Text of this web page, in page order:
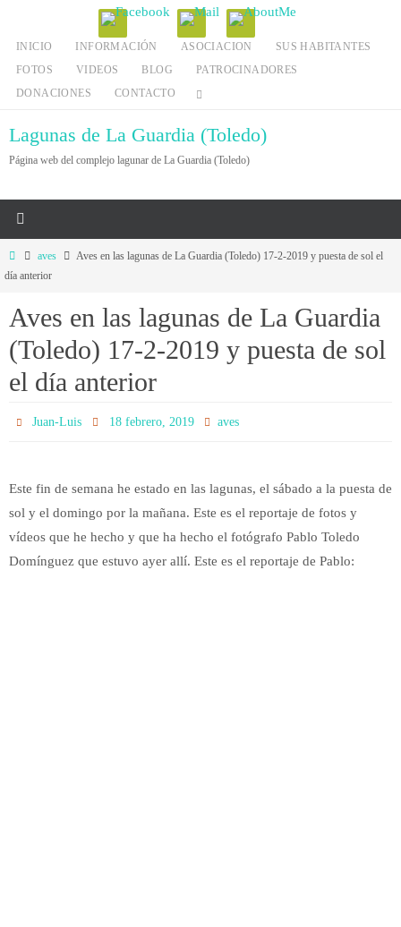
contenido
INICIO INFORMACIÓN ASOCIACION
SUS HABITANTES
FOTOS
VIDEOS BLOG
PATROCINADORES
DONACIONES
CONTACTO
Lagunas de La Guardia (Toledo)
Página web del complejo lagunar de La Guardia (Toledo)
Inicioaves
Aves en las lagunas de La Guardia (Toledo) 17-2-2019 y puesta de sol el
día anterior
Aves en las lagunas de La Guardia
(Toledo) 17-2-2019 y puesta de sol
el día anterior
Juan-Luis 18 febrero, 2019 aves
Este fin de semana he estado en las lagunas, el sábado a la puesta de
sol y el domingo por la mañana. Este es el reportaje de fotos y
vídeos que he hecho y que ha hecho el fotógrafo Pablo Toledo
Domínguez que estuvo ayer allí. Este es el reportaje de Pablo: